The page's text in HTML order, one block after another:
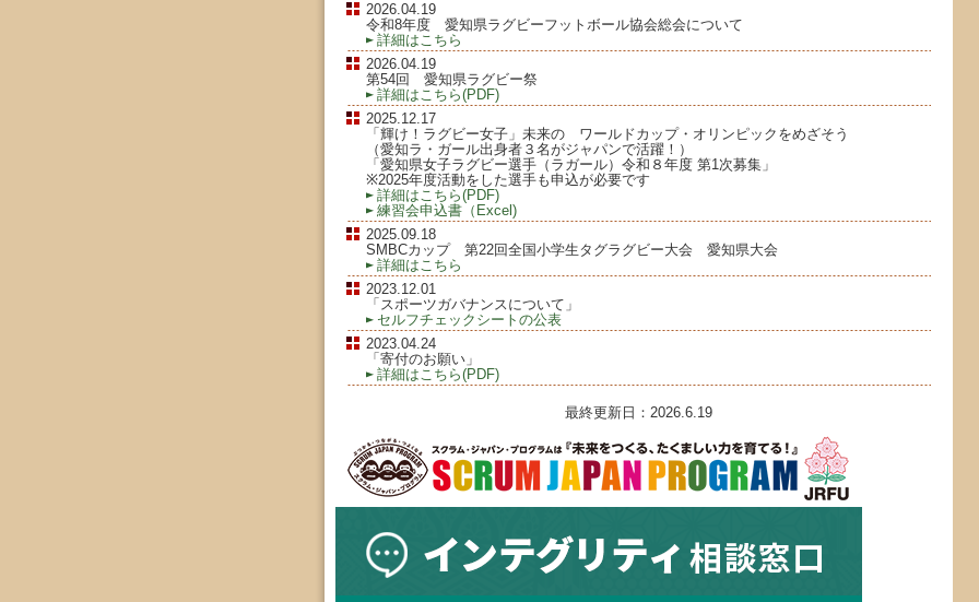
2026.04.19
令和8年度 愛知県ラグビーフットボール協会総会について
詳細はこちら
2026.04.19
第54回 愛知県ラグビー祭
詳細はこちら(PDF)
2025.12.17
「輝け！ラグビー女子」未来の ワールドカップ・オリンピックをめざそう
（愛知ラ・ガール出身者３名がジャパンで活躍！）
「愛知県女子ラグビー選手（ラガール）令和８年度 第1次募集」
※2025年度活動をした選手も申込が必要です
詳細はこちら(PDF)
練習会申込書（Excel)
2025.09.18
SMBCカップ 第22回全国小学生タグラグビー大会 愛知県大会
詳細はこちら
2023.12.01
「スポーツガバナンスについて」
セルフチェックシートの公表
2023.04.24
「寄付のお願い」
詳細はこちら(PDF)
最終更新日：2026.6.19